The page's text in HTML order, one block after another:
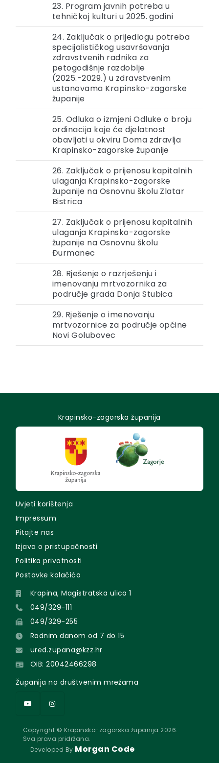
23. Program javnih potreba u
tehničkoj kulturi u 2025. godini
24. Zaključak o prijedlogu potreba
specijalističkog usavršavanja
zdravstvenih radnika za
petogodišnje razdoblje
(2025.-2029.) u zdravstvenim
ustanovama Krapinsko-zagorske
županije
25. Odluka o izmjeni Odluke o broju
ordinacija koje će djelatnost
obavljati u okviru Doma zdravlja
Krapinsko-zagorske županije
26. Zaključak o prijenosu kapitalnih
ulaganja Krapinsko-zagorske
županije na Osnovnu školu Zlatar
Bistrica
27. Zaključak o prijenosu kapitalnih
ulaganja Krapinsko-zagorske
županije na Osnovnu školu
Đurmanec
28. Rješenje o razrješenju i
imenovanju mrtvozornika za
područje grada Donja Stubica
29. Rješenje o imenovanju
mrtvozornice za područje općine
Novi Golubovec
Krapinsko-zagorska županija
Uvjeti korištenja
Impressum
Pitajte nas
Izjava o pristupačnosti
Politika privatnosti
Postavke kolačića
Krapina, Magistratska ulica 1
049/329-111
049/329-255
Radnim danom od 7 do 15
ured.zupana@kzz.hr
OIB: 20042466298
Županija na društvenim mrežama
Copyright © Krapinsko-zagorska županija 2026.
Sva prava pridržana.
Developed By Morgan Code